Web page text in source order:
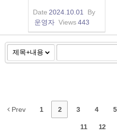
Date 2024.10.01
By
운영자 Views443
Prev 1 2 3 4 5
11 12